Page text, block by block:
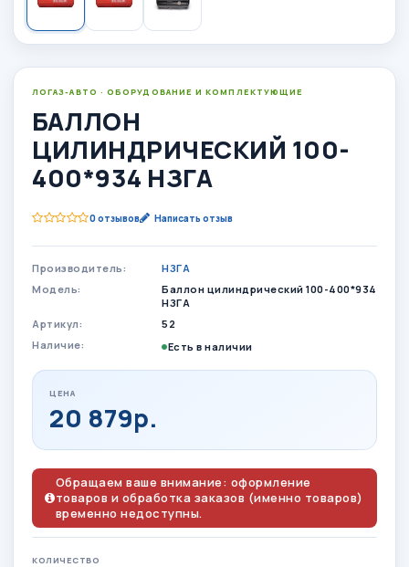
ЛОГАЗ-АВТО · ОБОРУДОВАНИЕ И КОМПЛЕКТУЮЩИЕ
БАЛЛОН
ЦИЛИНДРИЧЕСКИЙ 100-
400*934 НЗГА
0 отзывов Написать отзыв
Производитель:
НЗГА
Модель:
Баллон цилиндрический 100-400*934
НЗГА
Артикул:
52
Наличие:
Есть в наличии
ЦЕНА
20 879р.
Обращаем ваше внимание: оформление
товаров и обработка заказов (именно товаров)
временно недоступны.
КОЛИЧЕСТВО